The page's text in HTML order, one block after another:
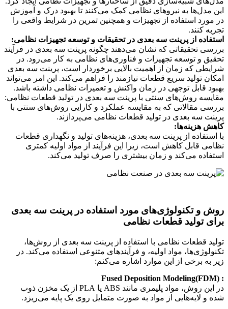
این مدل‌ها به نیروهای نظامی کمک می‌کنند تا بهبود درک و آموزش
در مورد استفاده از تجهیزات و همچنین تمرین در شرایط واقعی را
تجربه کنند.
استفاده از پرینت سه بعدی در تحقیقات و توسعه تجهیزات نظامی:
بررسی تحقیقاتی که نشان می‌دهند چگونه پرینت سه بعدی در فرآیند
تحقیق و توسعه تجهیزات و فناوری‌های نظامی به کار می‌رود. در
شرایطی که زمان از اهمیت بالایی برخوردار است، پرینت سه بعدی
امکان تولید سریع قطعات نیازمند را فراهم می‌کند. این امر می‌تواند
بهبود قابل توجهی در زمان واکنش و تعمیرات نظامی داشته باشد.
مقایسه روش‌های سنتی با پرینت سه بعدی در تولید قطعات نظامی:
بررسی مقالاتی که به مقایسه عملکرد و کارایی روش‌های سنتی با
پرینت سه بعدی در تولید قطعات نظامی می‌پردازند.
کاهش هزینه‌ها:
با استفاده از پرینت سه بعدی، هزینه‌های تولید و نگهداری قطعات
نظامی قابل کاهش است، زیرا این فرآیند از مواد اولیه کمتری
استفاده می‌کند و زمان بیشتری را صرف تولید می‌کند.
روش و تکنولوژی‌های مورد استفاده در پرینت سه بعدی
برای تولید قطعات نظامی
تولید قطعات نظامی با استفاده از پرینت سه بعدی از روش‌ها،
تکنولوژی‌ها، مواد اولیه، و فرآیندهای متنوعی استفاده می‌کند. در
زیر به برخی از این موارد اشاره می‌کنم:
: (FDM)Fused Deposition Modeling
در این روش، مواد پلیمری مانند ABS یا PLA از یک مخزن ذوب
شده و لایه‌هایی از مواد به صورت متمایل روی یک پایه می‌ریزد.